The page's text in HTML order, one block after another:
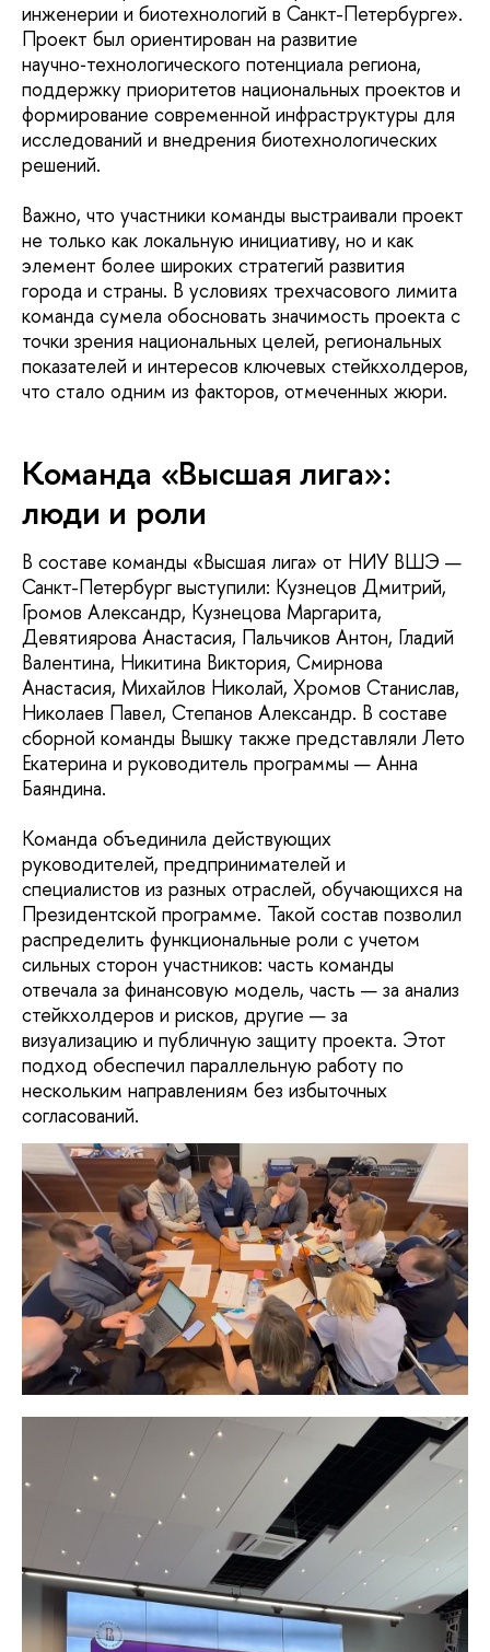
инженерии и биотехнологий в Санкт-Петербурге».
Проект был ориентирован на развитие
научно‑технологического потенциала региона,
поддержку приоритетов национальных проектов и
формирование современной инфраструктуры для
исследований и внедрения биотехнологических
решений.
Важно, что участники команды выстраивали проект
не только как локальную инициативу, но и как
элемент более широких стратегий развития
города и страны. В условиях трехчасового лимита
команда сумела обосновать значимость проекта с
точки зрения национальных целей, региональных
показателей и интересов ключевых стейкхолдеров,
что стало одним из факторов, отмеченных жюри.
Команда «Высшая лига»:
люди и роли
В составе команды «Высшая лига» от НИУ ВШЭ —
Санкт-Петербург выступили: Кузнецов Дмитрий,
Громов Александр, Кузнецова Маргарита,
Девятиярова Анастасия, Пальчиков Антон, Гладий
Валентина, Никитина Виктория, Смирнова
Анастасия, Михайлов Николай, Хромов Станислав,
Николаев Павел, Степанов Александр. В составе
сборной команды Вышку также представляли Лето
Екатерина и руководитель программы — Анна
Баяндина.
Команда объединила действующих
руководителей, предпринимателей и
специалистов из разных отраслей, обучающихся на
Президентской программе. Такой состав позволил
распределить функциональные роли с учетом
сильных сторон участников: часть команды
отвечала за финансовую модель, часть — за анализ
стейкхолдеров и рисков, другие — за
визуализацию и публичную защиту проекта. Этот
подход обеспечил параллельную работу по
нескольким направлениям без избыточных
согласований.